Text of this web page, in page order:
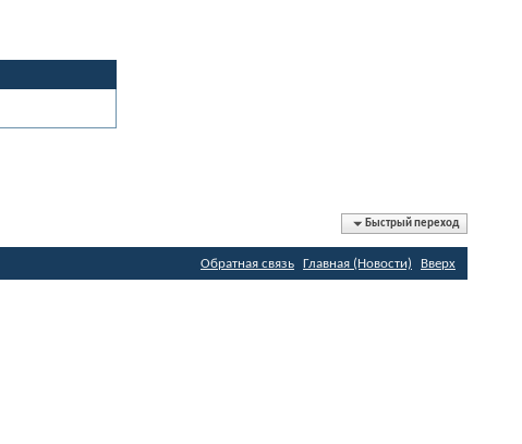
Быстрый переход
Обратная связь Главная (Новости) Вверх